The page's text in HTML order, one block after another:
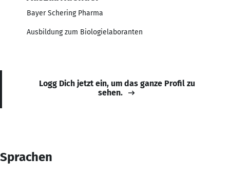
Bayer Schering Pharma
Ausbildung zum Biologielaboranten
Logg Dich jetzt ein, um das ganze Profil zu
sehen.
Sprachen